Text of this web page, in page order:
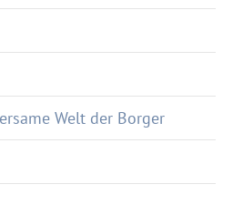
Welt der Borger